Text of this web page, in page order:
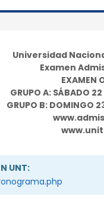
Universidad
Examen
EXAMEN
GRUPO A: SÁBADO 22
GRUPO B: DOMINGO
UNT: